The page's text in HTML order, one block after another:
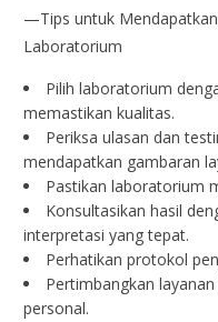
—Tips untuk
Laboratorium
Pilih laboratorium
memastikan kualitas.
Periksa ulasan dan
mendapatkan gambaran
Pastikan laboratorium
Konsultasikan hasil
interpretasi yang tepat.
Perhatikan protokol
Pertimbangkan
personal.